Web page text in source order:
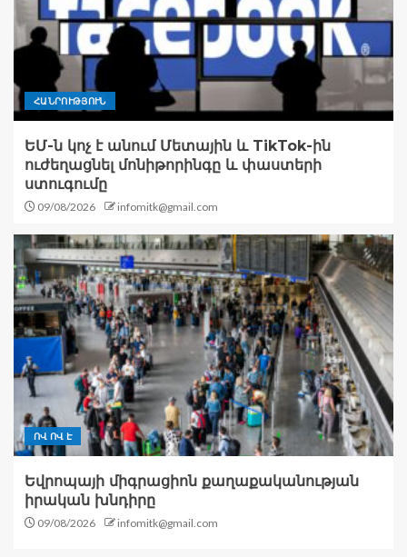
ՀԱՆՐՈՒԹՅՈՒՆ
ԵՄ-ն կոչ է անում Մետային և TikTok-ին
ուժեղացնել մոնիթորինգը և փաստերի
ստուգումը
09/08/2026 infomitk@gmail.com
ՈՎ ՈՎ Է
Եվրոպայի միգրացիոն քաղաքականության
իրական խնդիրը
09/08/2026 infomitk@gmail.com